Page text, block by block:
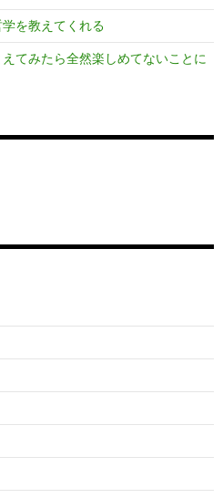
を教えてくれる
てみたら全然楽しめてないことに